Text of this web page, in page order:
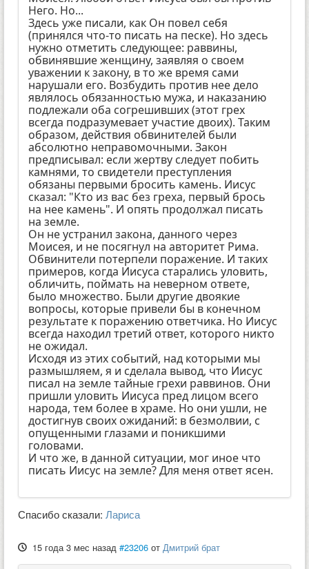
Него. Но...
Здесь уже писали, как Он повел себя
(принялся что-то писать на песке). Но здесь
нужно отметить следующее: раввины,
обвинявшие женщину, заявляя о своем
уважении к закону, в то же время сами
нарушали его. Возбудить против нее дело
являлось обязанностью мужа, и наказанию
подлежали оба согрешивших (этот грех
всегда подразумевает участие двоих). Таким
образом, действия обвинителей были
абсолютно неправомочными. Закон
предписывал: если жертву следует побить
камнями, то свидетели преступления
обязаны первыми бросить камень. Иисус
сказал: "Кто из вас без греха, первый брось
на нее камень". И опять продолжал писать
на земле.
Он не устранил закона, данного через
Моисея, и не посягнул на авторитет Рима.
Обвинители потерпели поражение. И таких
примеров, когда Иисуса старались уловить,
обличить, поймать на неверном ответе,
было множество. Были другие двоякие
вопросы, которые привели бы в конечном
результате к поражению ответчика. Но Иисус
всегда находил третий ответ, которого никто
не ожидал.
Исходя из этих событий, над которыми мы
размышляем, я и сделала вывод, что Иисус
писал на земле тайные грехи раввинов. Они
пришли уловить Иисуса пред лицом всего
народа, тем более в храме. Но они ушли, не
достигнув своих ожиданий: в безмолвии, с
опущенными глазами и поникшими
головами.
И что же, в данной ситуации, мог иное что
писать Иисус на земле? Для меня ответ ясен.
Спасибо сказали: Лариса
15 года 3 мес назад #23206 отДмитрий брат